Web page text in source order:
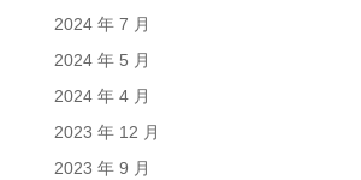
2024 年 7 月
2024 年 5 月
2024 年 4 月
2023 年 12 月
2023 年 9 月